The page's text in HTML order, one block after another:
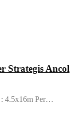
Strategis Ancol
: 4.5x16m Per…